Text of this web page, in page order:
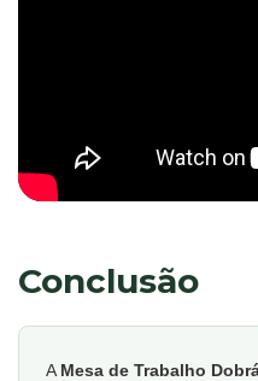
Conclusão
A Mesa de Trabalho